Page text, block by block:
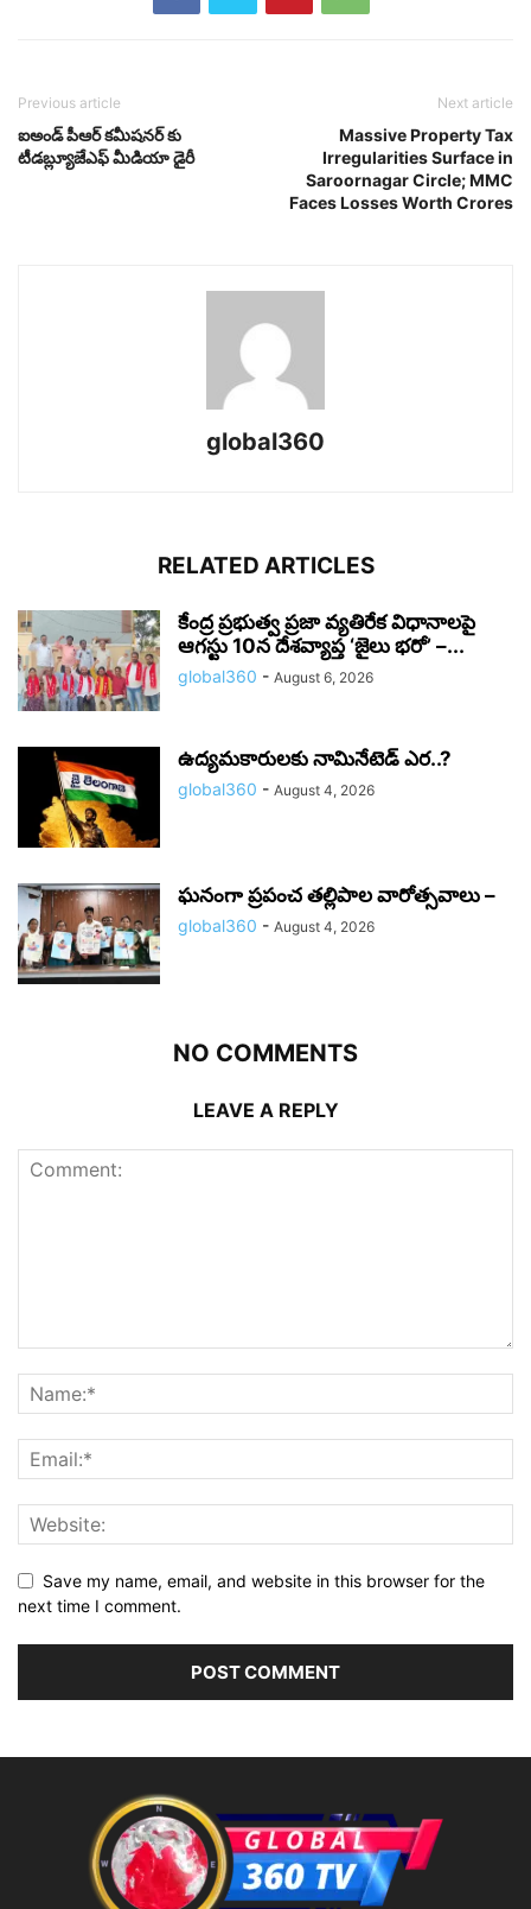
Previous article
ఐఅండ్ పీఆర్ కమీషనర్ కు
టీడబ్ల్యూజేఎఫ్ మీడియా డైరీ
Next article
Massive Property Tax
Irregularities Surface in
Saroornagar Circle; MMC
Faces Losses Worth Crores
global360
RELATED ARTICLES
కేంద్ర ప్రభుత్వ ప్రజా వ్యతిరేక విధానాలపై
ఆగస్టు 10న దేశవ్యాప్త ‘జైలు భరో’ –...
global360 - August 6, 2026
ఉద్యమకారులకు నామినేటెడ్ ఎర..?
global360 - August 4, 2026
ఘనంగా ప్రపంచ తల్లిపాల వారోత్సవాలు –
global360 - August 4, 2026
NO COMMENTS
LEAVE A REPLY
Save my name, email, and website in this browser for the
next time I comment.